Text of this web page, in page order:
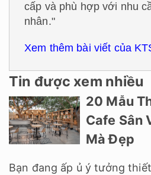
cấp và phù hợp với nhu
nhân."
Xem thêm bài viết của
Tin được xem nhiều
20 Mẫu
Cafe Sân
Mà Đẹp
Bạn đang ấp ủ ý tưởng